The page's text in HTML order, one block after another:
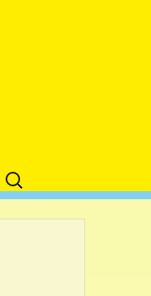
Suche
nach: